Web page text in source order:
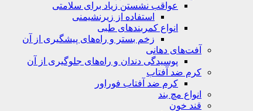
عواقب نشستن زیاد برای سلامتی
استفاده از زیرنشیمنی
انواع کمربندهای طبی
زخم بستر و راه‌های پیشگیری از آن
آفت‌های دهانی
پوسیدگی دندان و راه‌های جلوگیری از آن
کرم ضد آفتاب
کرم ضد آفتاب فوراور
انواع مچ بند
قند خون